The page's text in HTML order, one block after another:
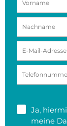
Ja,
meine